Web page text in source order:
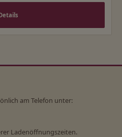
am Telefon unter:
Ladenöffnungszeiten.